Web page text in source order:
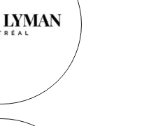
Frank Lyman